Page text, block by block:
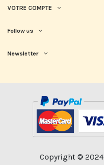
VOTRE COMPTE
Follow us
Newsletter
Copyright © 2024